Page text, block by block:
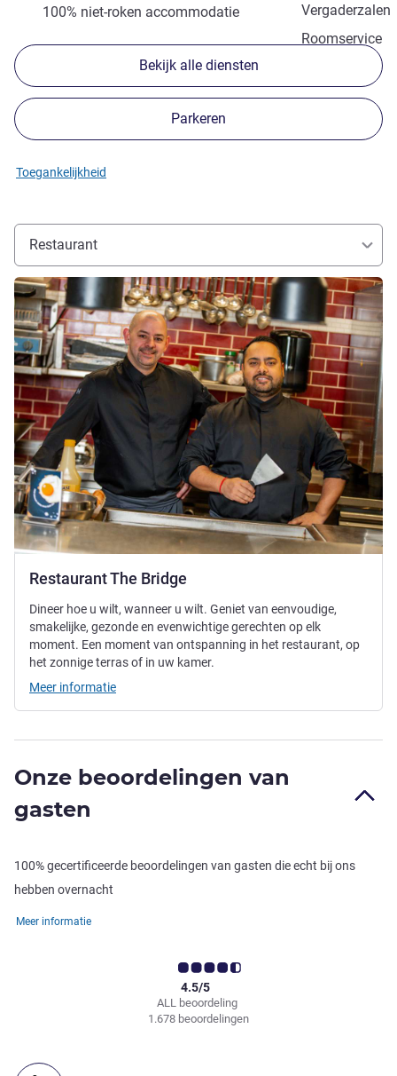
Vergaderzalen
100% niet-roken accommodatie
Roomservice
Bekijk alle diensten
Parkeren
Toegankelijkheid
Restaurant
Restaurant The Bridge
Meer informatie
Dineer hoe u wilt, wanneer u wilt. Geniet van eenvoudige,
smakelijke, gezonde en evenwichtige gerechten op elk
moment. Een moment van ontspanning in het restaurant, op
het zonnige terras of in uw kamer.
Meer informatie
Onze beoordelingen van
gasten
100% gecertificeerde beoordelingen van gasten die echt bij ons
hebben overnacht
Meer informatie
ALL beoordeling
4.5/5
1.678 beoordelingen